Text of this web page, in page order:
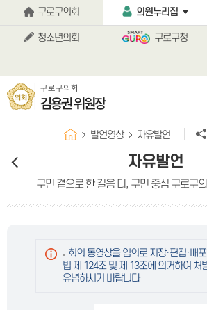
본문바로가기구로구의회 의원누리집
청소년의회 구로구청
구로구의회
김용권 위원장
발언영상 자유발언
자유발언
구민 곁으로 한 걸음 더, 구민 중심 구로구
회의 동영상을 임의로 저장·편집·배
법 제 124조 및 제 13조에 의거하여 처
유념하시기 바랍니다